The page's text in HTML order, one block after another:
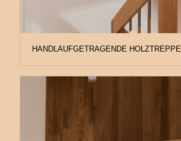
HANDLAUFGETRAGENDE HOLZTREPPE